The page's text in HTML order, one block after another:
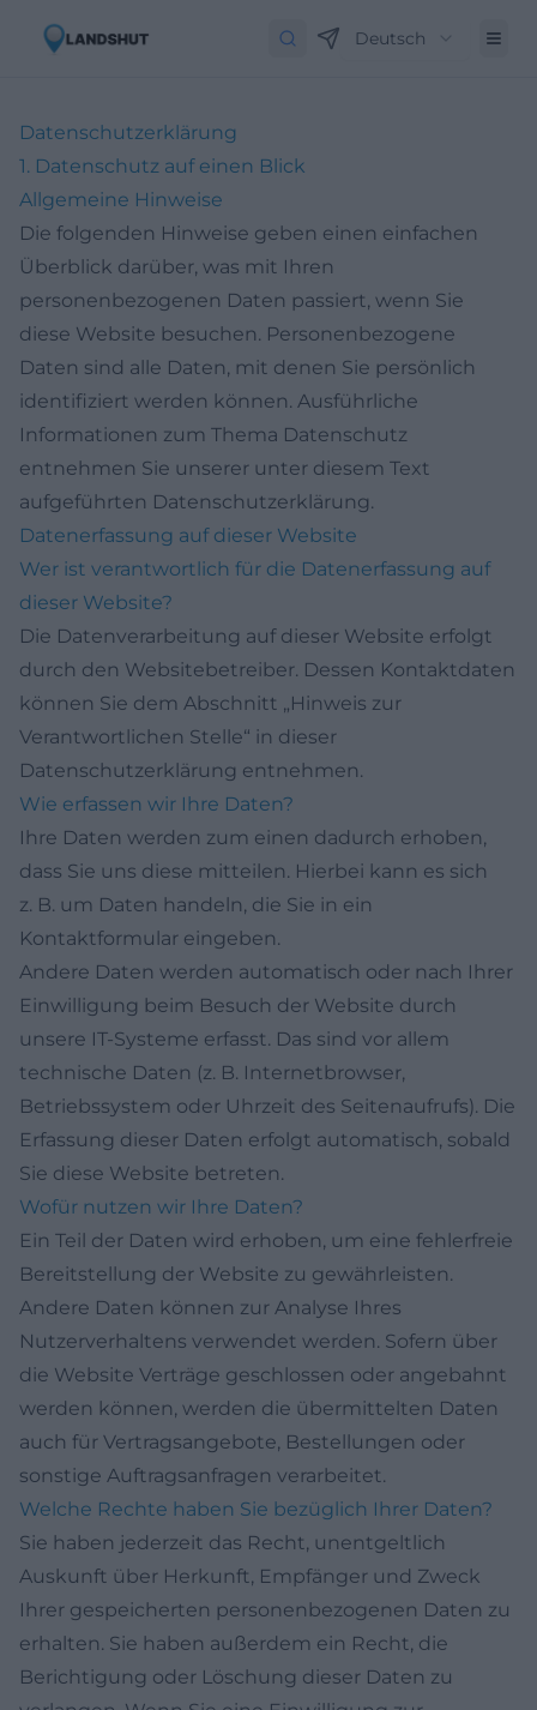
Deutsch
Datenschutz­erklärung
1. Datenschutz auf einen Blick
Allgemeine Hinweise
Die folgenden Hinweise geben einen einfachen
Überblick darüber, was mit Ihren
personenbezogenen Daten passiert, wenn Sie
diese Website besuchen. Personenbezogene
Daten sind alle Daten, mit denen Sie persönlich
identifiziert werden können. Ausführliche
Informationen zum Thema Datenschutz
entnehmen Sie unserer unter diesem Text
aufgeführten Datenschutzerklärung.
Datenerfassung auf dieser Website
Wer ist verantwortlich für die Datenerfassung auf
dieser Website?
Die Datenverarbeitung auf dieser Website erfolgt
durch den Websitebetreiber. Dessen Kontaktdaten
können Sie dem Abschnitt „Hinweis zur
Verantwortlichen Stelle“ in dieser
Datenschutzerklärung entnehmen.
Wie erfassen wir Ihre Daten?
Ihre Daten werden zum einen dadurch erhoben,
dass Sie uns diese mitteilen. Hierbei kann es sich
z. B. um Daten handeln, die Sie in ein
Kontaktformular eingeben.
Andere Daten werden automatisch oder nach Ihrer
Einwilligung beim Besuch der Website durch
unsere IT-Systeme erfasst. Das sind vor allem
technische Daten (z. B. Internetbrowser,
Betriebssystem oder Uhrzeit des Seitenaufrufs). Die
Erfassung dieser Daten erfolgt automatisch, sobald
Sie diese Website betreten.
Wofür nutzen wir Ihre Daten?
Ein Teil der Daten wird erhoben, um eine fehlerfreie
Bereitstellung der Website zu gewährleisten.
Andere Daten können zur Analyse Ihres
Nutzerverhaltens verwendet werden. Sofern über
die Website Verträge geschlossen oder angebahnt
werden können, werden die übermittelten Daten
auch für Vertragsangebote, Bestellungen oder
sonstige Auftragsanfragen verarbeitet.
Welche Rechte haben Sie bezüglich Ihrer Daten?
Sie haben jederzeit das Recht, unentgeltlich
Auskunft über Herkunft, Empfänger und Zweck
Ihrer gespeicherten personenbezogenen Daten zu
erhalten. Sie haben außerdem ein Recht, die
Berichtigung oder Löschung dieser Daten zu